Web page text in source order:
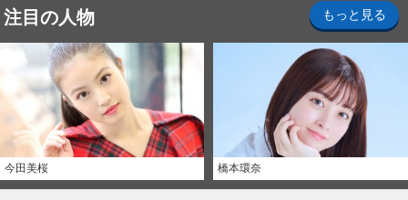
注目の人物 もっと見る
今田美桜 橋本環奈